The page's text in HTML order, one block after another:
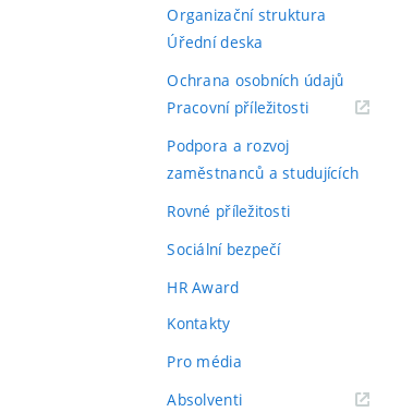
Organizační struktura
Úřední deska
Ochrana osobních údajů
Pracovní příležitosti(externí
Podpora a rozvoj
zaměstnanců a studujících
Rovné příležitosti
Sociální bezpečí
HR Award
Kontakty
Pro média
Absolventi(externí